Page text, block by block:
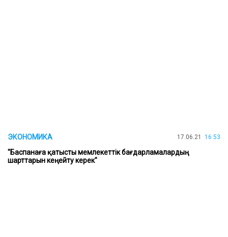
ЭКОНОМИКА 17.06.21 16:53
"Баспанаға қатысты мемлекеттік бағдарламалардың
шарттарын кеңейту керек"